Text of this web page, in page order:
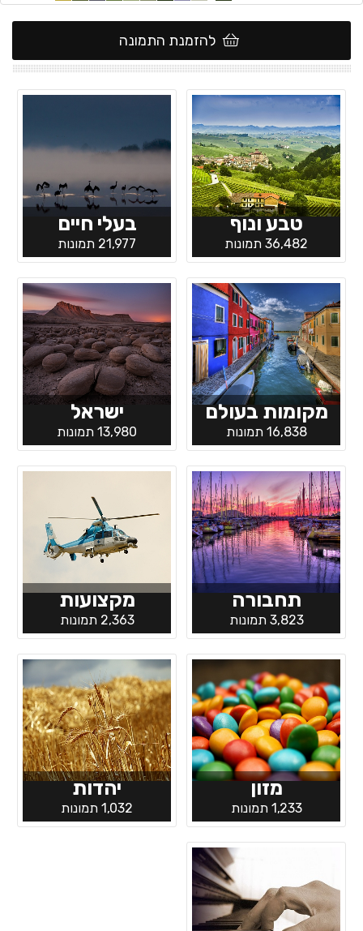
להזמנת התמונה
טבע ונוף
36,482 תמונות
בעלי חיים
21,977 תמונות
מקומות בעולם
16,838 תמונות
ישראל
13,980 תמונות
תחבורה
3,823 תמונות
מקצועות
2,363 תמונות
מזון
1,233 תמונות
יהדות
1,032 תמונות